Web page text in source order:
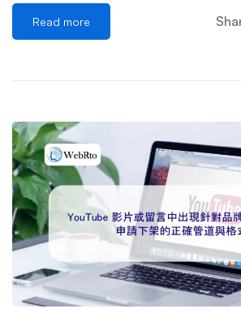
爭」，絕不是表面上那麼單純。以下我
規範、平台機制到人性博弈，把這整套
追查半天，起因竟是一支發布不到三天
影片創作者是有五十萬訂閱的搞笑型網
廣告重新剪輯，將原本女模享受飲料的
去，腸胃直接開 party，廁所變成你的
在影片標題打上「ＸＸ茶飲，地表最強
上下氣炸，法務第一時間擬好著作權侵
YouTube 提出三支影片的版權宣告，要
be 動作很快，十二小時內影片就消失了
幕，沒想到網紅隔天立刻發布新影片，
Read more